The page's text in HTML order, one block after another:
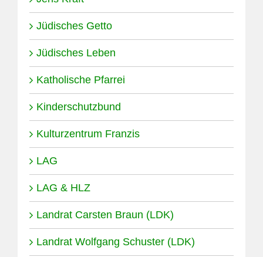
Jüdisches Getto
Jüdisches Leben
Katholische Pfarrei
Kinderschutzbund
Kulturzentrum Franzis
LAG
LAG & HLZ
Landrat Carsten Braun (LDK)
Landrat Wolfgang Schuster (LDK)